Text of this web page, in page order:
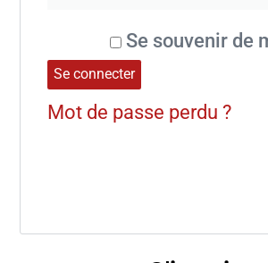
Se souvenir de
Se connecter
Mot de passe perdu ?